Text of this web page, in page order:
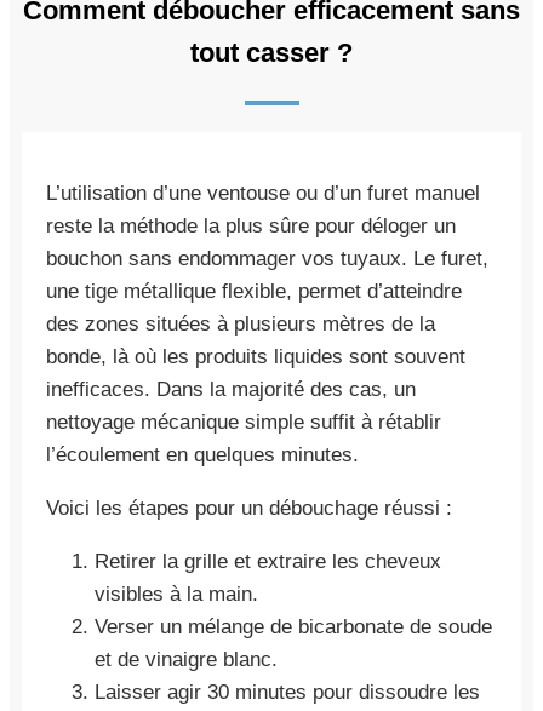
Comment déboucher efficacement sans
tout casser ?
L’utilisation d’une ventouse ou d’un furet manuel
reste la méthode la plus sûre pour déloger un
bouchon sans endommager vos tuyaux. Le furet,
une tige métallique flexible, permet d’atteindre
des zones situées à plusieurs mètres de la
bonde, là où les produits liquides sont souvent
inefficaces. Dans la majorité des cas, un
nettoyage mécanique simple suffit à rétablir
l’écoulement en quelques minutes.
Voici les étapes pour un débouchage réussi :
Retirer la grille et extraire les cheveux
visibles à la main.
Verser un mélange de bicarbonate de soude
et de vinaigre blanc.
Laisser agir 30 minutes pour dissoudre les